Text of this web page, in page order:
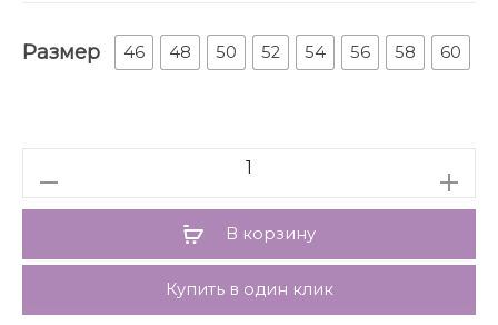
имитация карманов в рамку с двумя
обтачками,пояс в брюках притачной. По низу брюк
Размер 46 48 50 52 54 56 58 60
В корзину
Купить в один клик